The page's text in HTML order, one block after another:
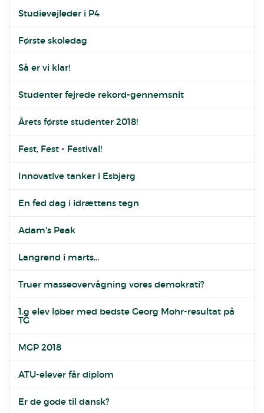
Studievejleder i P4
Første skoledag
Så er vi klar!
Studenter fejrede rekord-gennemsnit
Årets første studenter 2018!
Fest, Fest - Festival!
Innovative tanker i Esbjerg
En fed dag i idrættens tegn
Adam's Peak
Langrend i marts...
Truer masseovervågning vores demokrati?
1.g elev løber med bedste Georg Mohr-resultat på
TG
MGP 2018
ATU-elever får diplom
Er de gode til dansk?